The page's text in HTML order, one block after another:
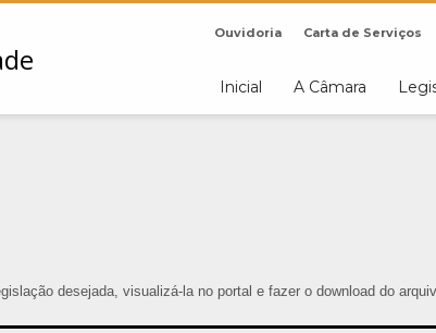
Ouvidoria Carta de Serviços
Inicial A Câmara
desejada, visualizá-la no portal e fazer o download do